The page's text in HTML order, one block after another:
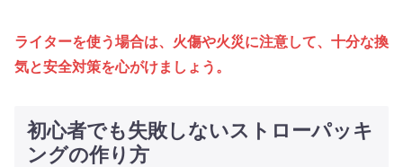
ライターを使う場合は、火傷や火災に注意して、十分な換
気と安全対策を心がけましょう。
初心者でも失敗しないストローパッキ
ングの作り方